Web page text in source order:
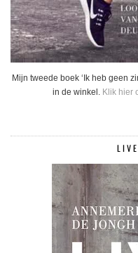
Mijn tweede boek ‘Ik heb geen
in de winkel. Klik hier